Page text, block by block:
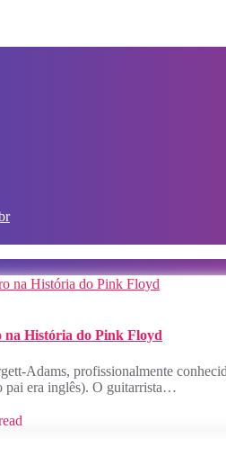
na História do Pink Floyd
Adams, profissionalmente
pai era inglês). O guitarrista…